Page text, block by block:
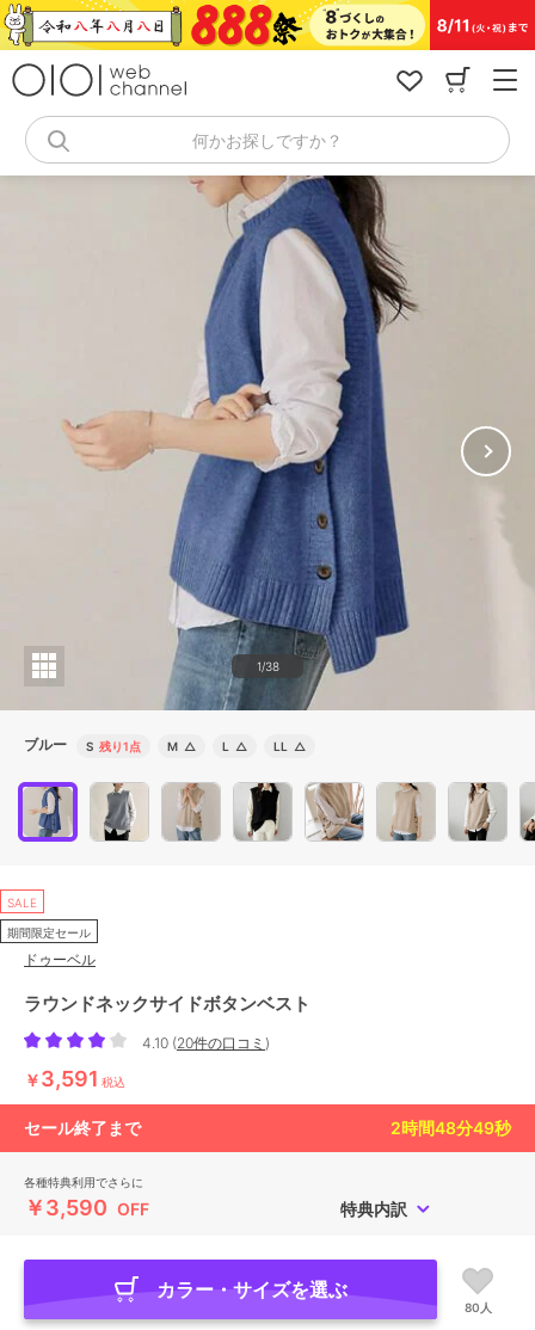
コ
ン
キ
何かお探しですか？
1/38
ブルー S 残り1点 M △ L △ LL △
SALE
期間限定セール
ドゥーベル
ラウンドネックサイドボタンベスト
4.10 (20件の口コミ )
￥3,591 税込
セール終了まで 2時間48分48秒
各種特典利用でさらに
￥3,590 OFF 特典内訳
カラー・サイズを選ぶ
80人